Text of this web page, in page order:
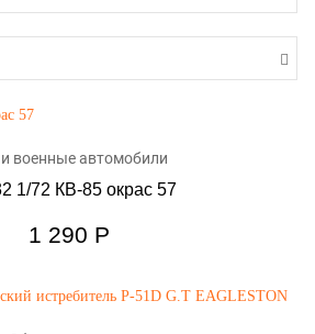
военные автомобили
1/72 КВ-85 окрас 57
1 290 Р